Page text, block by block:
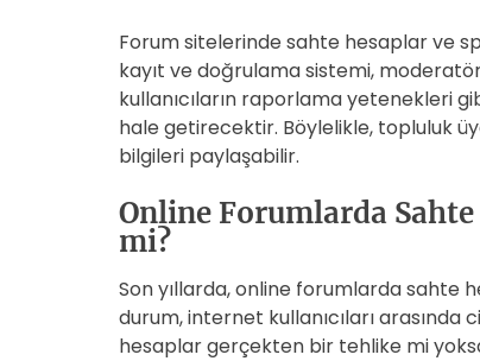
Forum sitelerinde sahte hesaplar ve
kayıt ve doğrulama sistemi,
kullanıcıların raporlama yetenekleri
hale getirecektir. Böylelikle, topluluk
bilgileri paylaşabilir.
Online Forumlarda
mi?
Son yıllarda, online forumlarda sahte
durum, internet kullanıcıları
hesaplar gerçekten bir tehlike mi